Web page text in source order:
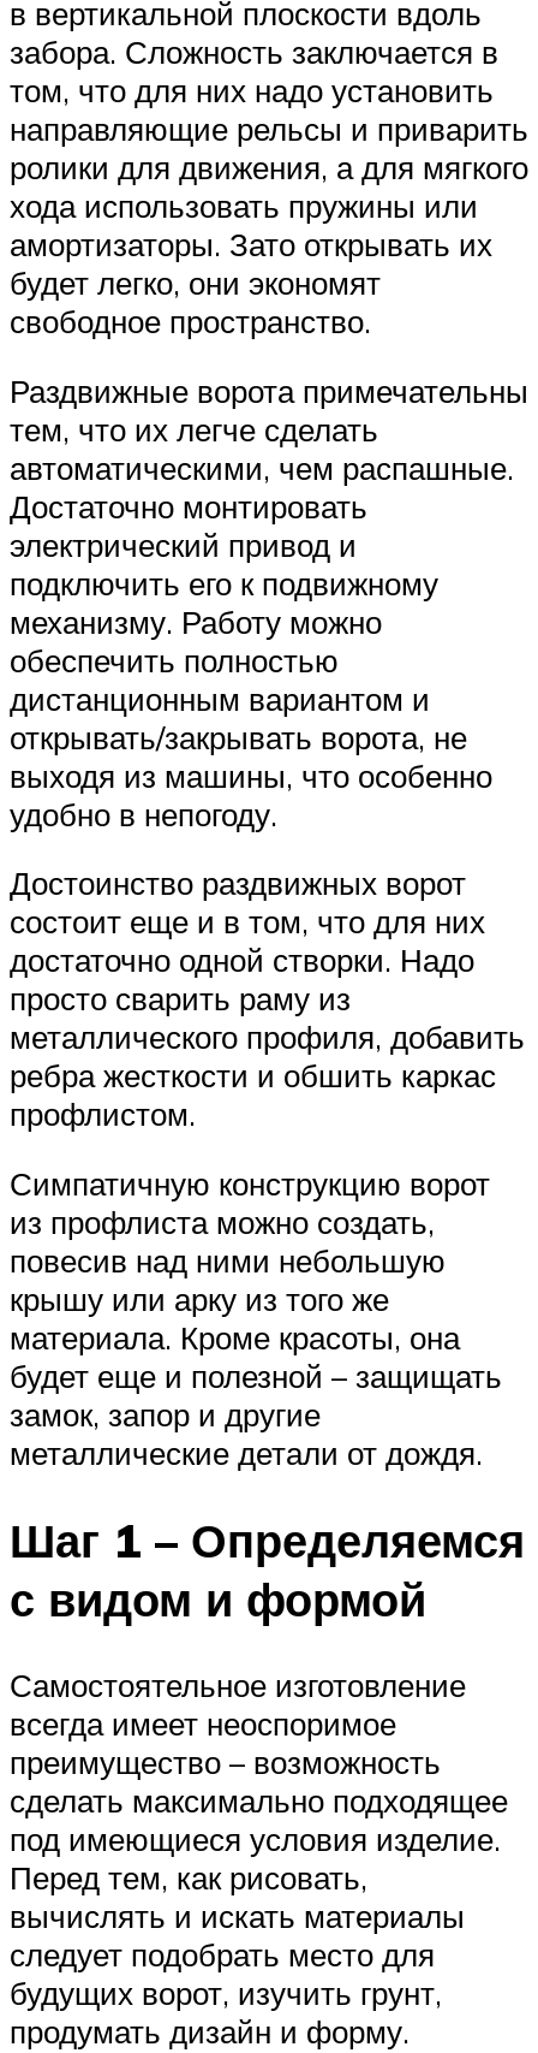
в вертикальной плоскости вдоль
забора. Сложность заключается в
том, что для них надо установить
направляющие рельсы и приварить
ролики для движения, а для мягкого
хода использовать пружины или
амортизаторы. Зато открывать их
будет легко, они экономят
свободное пространство.
Раздвижные ворота примечательны
тем, что их легче сделать
автоматическими, чем распашные.
Достаточно монтировать
электрический привод и
подключить его к подвижному
механизму. Работу можно
обеспечить полностью
дистанционным вариантом и
открывать/закрывать ворота, не
выходя из машины, что особенно
удобно в непогоду.
Достоинство раздвижных ворот
состоит еще и в том, что для них
достаточно одной створки. Надо
просто сварить раму из
металлического профиля, добавить
ребра жесткости и обшить каркас
профлистом.
Симпатичную конструкцию ворот
из профлиста можно создать,
повесив над ними небольшую
крышу или арку из того же
материала. Кроме красоты, она
будет еще и полезной – защищать
замок, запор и другие
металлические детали от дождя.
Шаг 1 – Определяемся
с видом и формой
Самостоятельное изготовление
всегда имеет неоспоримое
преимущество – возможность
сделать максимально подходящее
под имеющиеся условия изделие.
Перед тем, как рисовать,
вычислять и искать материалы
следует подобрать место для
будущих ворот, изучить грунт,
продумать дизайн и форму.